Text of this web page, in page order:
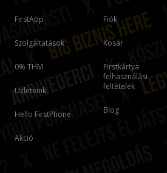
FirstApp
Szolgáltatások
0% THM
Üzleteink
Hello FirstPhone
Akció
Fiók
Kosár
Firstkártya
felhasználási
feltételek
Blog